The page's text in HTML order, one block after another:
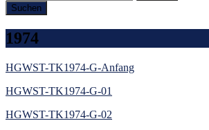
1974
HGWST-TK1974-G-Anfang
HGWST-TK1974-G-01
HGWST-TK1974-G-02